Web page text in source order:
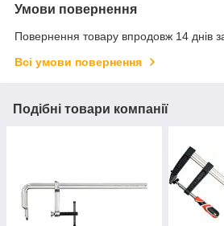
Умови повернення
Повернення товару впродовж 14 днів
Всі умови повернення
Подібні товари компанії